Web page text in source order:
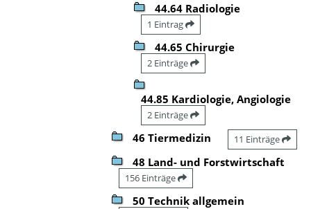
44.64 Radiologie
1 Eintrag
44.65 Chirurgie
2 Einträge
44.85 Kardiologie, Angiologie
2 Einträge
46 Tiermedizin 11 Einträge
48 Land- und Forstwirtschaft
156 Einträge
50 Technik allgemein